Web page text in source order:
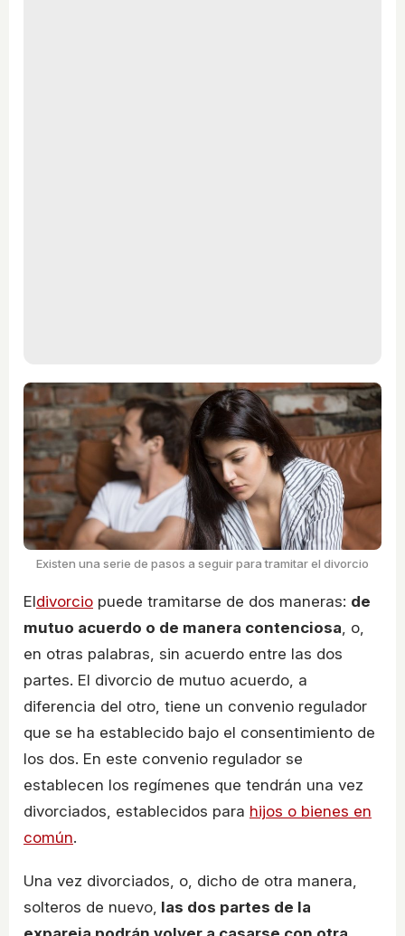
Existen una serie de pasos a seguir para tramitar el divorcio
Eldivorcio puede tramitarse de dos maneras: de
mutuo acuerdo o de manera contenciosa, o,
en otras palabras, sin acuerdo entre las dos
partes. El divorcio de mutuo acuerdo, a
diferencia del otro, tiene un convenio regulador
que se ha establecido bajo el consentimiento de
los dos. En este convenio regulador se
establecen los regímenes que tendrán una vez
divorciados, establecidos para hijos o bienes en
común.
Una vez divorciados, o, dicho de otra manera,
solteros de nuevo, las dos partes de la